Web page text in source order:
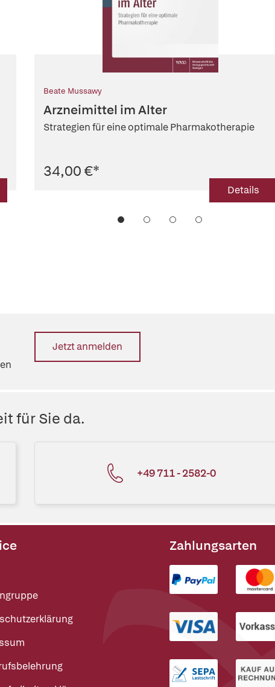
Beate Mussawy
Arzneimittel im Alter
Strategien für eine optimale Pharmakotherapie
34,00 €*
Details
Jetzt anmelden
für Sie da.
+49 711 - 2582-0
Zahlungsarten